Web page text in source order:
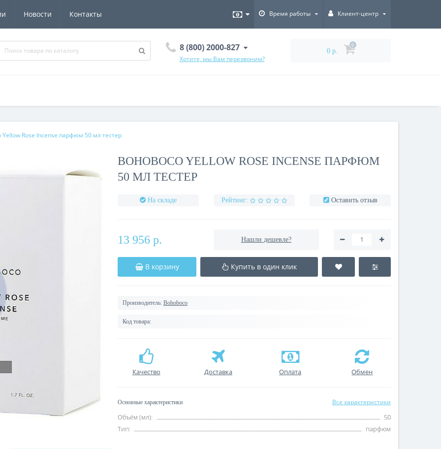
Новости Контакты Время работы Клиент-центр
8 (800) 2000-827
Хотите, мы Вам перезвоним?
0 р.
0
Yellow Rose Incense парфюм 50 мл тестер
BOHOBOCO YELLOW ROSE INCENSE ПАРФЮМ
50 МЛ ТЕСТЕР
На складе Рейтинг: Оставить отзыв
13 956 р. Нашли дешевле?
В корзину Купить в один клик
Производитель: Bohoboco
Код товара:
Качество Доставка Оплата Обмен
Основные характеристики Все характеристики
Объём (мл):
50
Тип:
парфюм